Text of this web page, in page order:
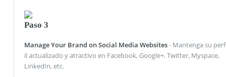
Paso 3
Manage Your Brand on Social Media Websites- Mantenga su perf
il actualizado y atractivo en Facebook, Google+, Twitter, Myspace,
LinkedIn, etc.